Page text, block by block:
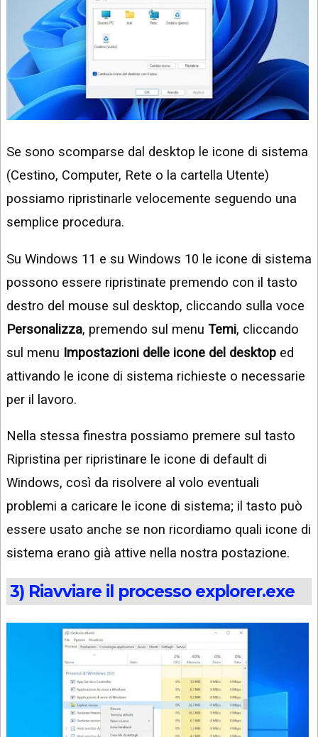
Se sono scomparse dal desktop le icone di sistema
(Cestino, Computer, Rete o la cartella Utente)
possiamo ripristinarle velocemente seguendo una
semplice procedura.
Su Windows 11 e su Windows 10 le icone di sistema
possono essere ripristinate premendo con il tasto
destro del mouse sul desktop, cliccando sulla voce
Personalizza, premendo sul menu Temi, cliccando
sul menu Impostazioni delle icone del desktop ed
attivando le icone di sistema richieste o necessarie
per il lavoro.
Nella stessa finestra possiamo premere sul tasto
Ripristina per ripristinare le icone di default di
Windows, così da risolvere al volo eventuali
problemi a caricare le icone di sistema; il tasto può
essere usato anche se non ricordiamo quali icone di
sistema erano già attive nella nostra postazione.
3) Riavviare il processo explorer.exe